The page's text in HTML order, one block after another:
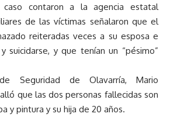
caso contaron a la agencia estatal
de las víctimas señalaron que el
reiteradas veces a su esposa e
suicidarse, y que tenían un “pésimo”
Seguridad de Olavarría, Mario
que las dos personas fallecidas son
y pintura y su hija de 20 años.